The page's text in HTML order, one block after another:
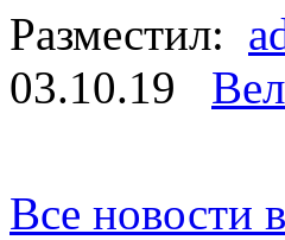
Разместил:
03.10.19
Все новости